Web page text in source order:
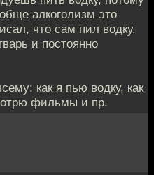
алкоголизм это
что сам пил водку.
и постоянно
как я пью водку, как
фильмы и пр.